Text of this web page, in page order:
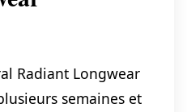
Radiant Longwear
semaines et